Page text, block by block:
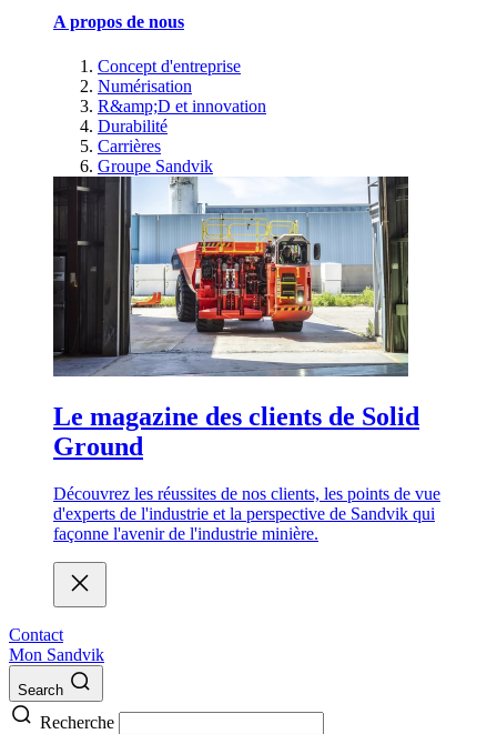
A propos de nous
Concept d'entreprise
Numérisation
R&amp;D et innovation
Durabilité
Carrières
Groupe Sandvik
Le magazine des clients de Solid
Ground
Découvrez les réussites de nos clients, les points de vue
d'experts de l'industrie et la perspective de Sandvik qui
façonne l'avenir de l'industrie minière.
Contact
Mon Sandvik
Search
Recherche